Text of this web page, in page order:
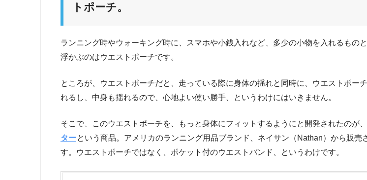
トポーチ。
ランニング時やウォーキング時に、スマホや小銭入れなど、多少の小物を入れるもの
浮かぶのはウエストポーチです。
ところが、ウエストポーチだと、走っている際に身体の揺れと同時に、ウエストポー
れるし、中身も揺れるので、心地よい使い勝手、というわけにはいきません。
そこで、このウエストポーチを、もっと身体にフィットするようにと開発されたのが、
ターという商品。アメリカのランニング用品ブランド、ネイサン（Nathan）から販売
す。ウエストポーチではなく、ポケット付のウエストバンド、というわけです。